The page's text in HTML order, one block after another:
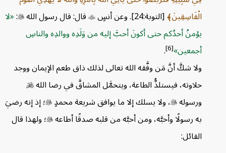
الْفَاسِقِينَ [التوبة:24]. وعن أنسٍ قال: قال رسول الله
: لا
يؤمنُ أحدُكم حتى أكونَ أحبَّ إليه من وَلَدِه ووالدِه والناسِ
أجمعين [6]
.
ولا شكَّ أنَّ مَن وفَّقه الله تعالى لذلك ذاق طعم الإيمان ووجد
حلاوته، فيستلذُّ الطاعة، ويتحمَّل المشاقَّ في رضا الله
ورسوله، ولا يسلك إلا ما يوافق شريعة محمدٍ؛ إذ إنه رضيَ
به رسولًا وأحبَّه، ومن أحبَّه من قلبه صدقًا أطاعه؛ ولهذا قال
القائل: